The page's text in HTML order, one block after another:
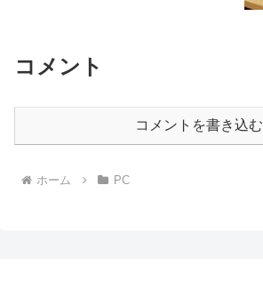
コメント
コメントを書き込む
ホーム PC